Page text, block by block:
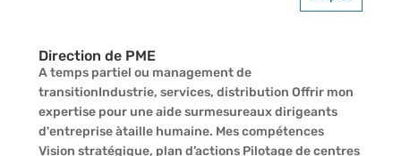
Direction de PME
A temps partiel ou management de
transitionIndustrie, services, distribution Offrir mon
expertise pour une aide surmesureaux dirigeants
d'entreprise àtaille humaine. Mes compétences
Vision stratégique, plan d’actions Pilotage de centres